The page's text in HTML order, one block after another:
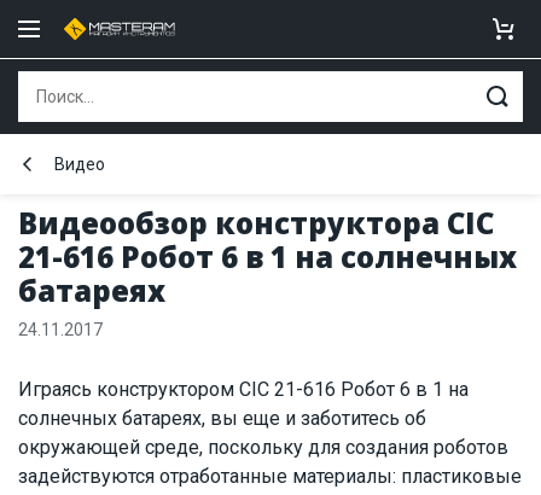
Видеообзор конструктора CIC
21-616 Робот 6 в 1 на солнечных
батареях
Видео
24.11.2017
Играясь конструктором CIC 21-616 Робот 6 в 1 на
солнечных батареях, вы еще и заботитесь об
окружающей среде, поскольку для создания роботов
задействуются отработанные материалы: пластиковые